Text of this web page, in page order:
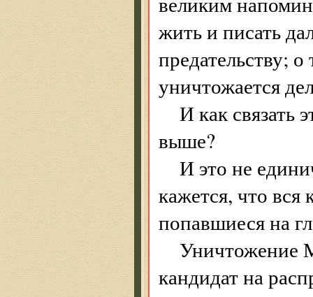
жить и писать
предательству;
уничтожается
И как связать
выше?
И это не
кажется, что
попавшиеся на
Уничтожение
кандидат на